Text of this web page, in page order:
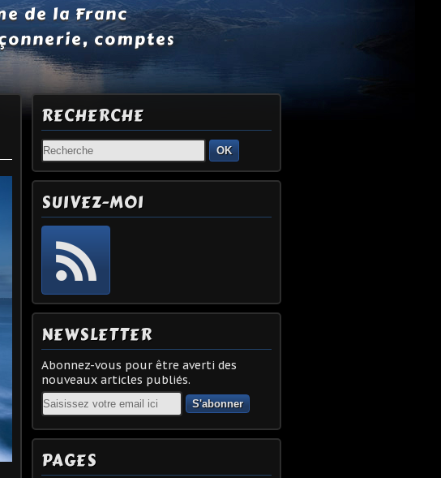
de la Franc
comptes
RECHERCHE
OK
SUIVEZ-MOI
NEWSLETTER
Abonnez-vous pour être averti des
nouveaux articles publiés.
Email
PAGES